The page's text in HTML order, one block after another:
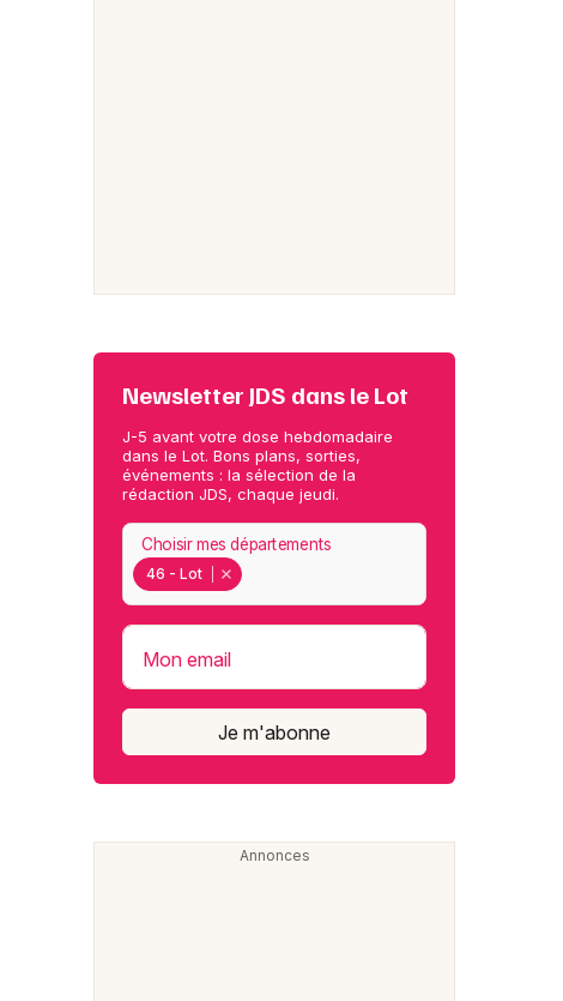
Newsletter JDS dans le Lot
J-5 avant votre dose hebdomadaire
dans le Lot. Bons plans, sorties,
événements : la sélection de la
rédaction JDS, chaque jeudi.
46 - Lot
Choisir mes départements
Mon email
Je m'abonne